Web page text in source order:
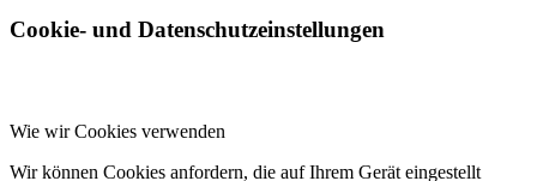
Cookie- und Datenschutzeinstellungen
Wie wir Cookies verwenden
Wir können Cookies anfordern, die auf Ihrem Gerät eingestellt